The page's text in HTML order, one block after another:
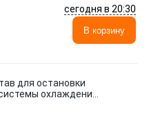
сегодня в 20:30
В корзину
для остановки
охлаждения